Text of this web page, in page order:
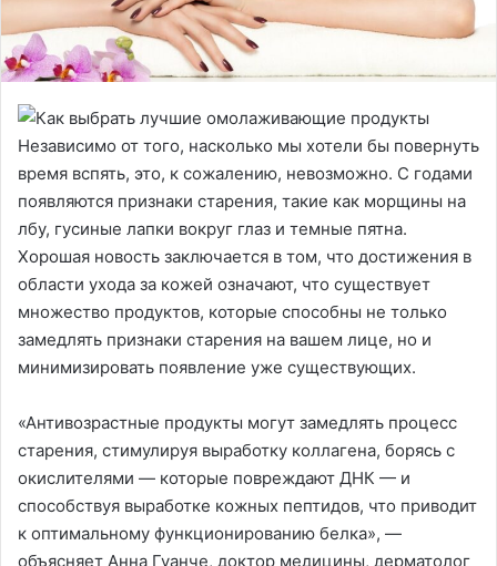
Независимо от того, насколько мы хотели бы повернуть
время вспять, это, к сожалению, невозможно. С годами
появляются признаки старения, такие как морщины на
лбу, гусиные лапки вокруг глаз и темные пятна.
Хорошая новость заключается в том, что достижения в
области ухода за кожей означают, что существует
множество продуктов, которые способны не только
замедлять признаки старения на вашем лице, но и
минимизировать появление уже существующих.
«Антивозрастные продукты могут замедлять процесс
старения, стимулируя выработку коллагена, борясь с
окислителями — которые повреждают ДНК — и
способствуя выработке кожных пептидов, что приводит
к оптимальному функционированию белка», —
объясняет Анна Гуанче, доктор медицины, дерматолог